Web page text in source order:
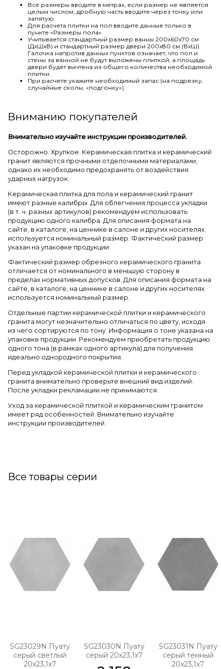
Все размеры вводите в метрах, если размер не является
целым числом, дробную часть вводите через точку или
запятую.
Для расчета плитки на пол вводите данные только в
пункте «Размеры пола».
Учитывается стандартный размер ванны 200х60х70 см
(ДхШхВ) и стандартный размер двери 200х80 см (ВхШ).
Галочка напротив данных пунктов означает, что пол и
стены за ванной не будут выложены плиткой, а площадь
двери будет вычтена из общего количества необходимой
плитки.
При расчете укажите необходимый запас (на подрезку,
случайные сколы, «подгонку»).
Вниманию покупателей
Внимательно изучайте инструкции производителей.
Осторожно. Хрупкое. Керамическая плитка и керамический
гранит являются прочными отделочными материалами,
однако их необходимо предохранять от воздействия
ударных нагрузок.
Керамическая плитка для пола и керамический гранит
имеют разные калибры. Для облегчения процесса укладки
(в т. ч. разных артикулов) рекомендуем использовать
продукцию одного калибра. Для описания формата на
сайте, в каталоге, на ценнике в салоне и других носителях
используется номинальный размер. Фактический размер
указан на упаковке продукции.
Фактический размер обрезного керамического гранита
отличается от номинального в меньшую сторону в
пределах нормативных допусков. Для описания формата на
сайте, в каталоге, на ценнике в салоне и других носителях
используется номинальный размер.
Отдельные партии керамической плитки и керамического
гранита могут незначительно отличаться по цвету, исходя
из чего сортируются по тону. Информация о тоне указана на
упаковке продукции. Рекомендуем приобретать продукцию
одного тона (в рамках одного артикула) для получения
идеально однородного покрытия.
Перед укладкой керамической плитки и керамического
гранита внимательно проверьте внешний вид изделий.
После укладки рекламации не принимаются.
Уход за керамической плиткой и керамическим гранитом
имеет ряд особенностей. Внимательно изучайте
инструкции производителей.
Все товары серии
SG23029N Пуату
серый светлый
20х23,1х7
SG23030N Пуату
серый 20х23,1х7
SG23031N Пуату
серый темный
20х23,1х7